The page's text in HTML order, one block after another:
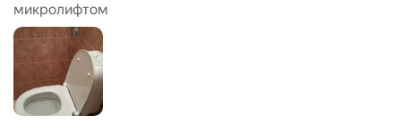
микролифтом